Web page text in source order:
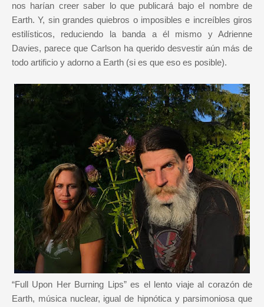
nos harían creer saber lo que publicará bajo el nombre de
Earth. Y, sin grandes quiebros o imposibles e increíbles giros
estilísticos, reduciendo la banda a él mismo y Adrienne
Davies, parece que Carlson ha querido desvestir aún más de
todo artificio y adorno a Earth (si es que eso es posible).
“Full Upon Her Burning Lips” es el lento viaje al corazón de
Earth, música nuclear, igual de hipnótica y parsimoniosa que